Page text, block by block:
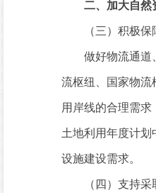
二、加大自然
（三）积极保障
做好物流通道、
流枢纽、国家物流
用岸线的合理需
土地利用年度计
设施建设需求。
（四）支持采取